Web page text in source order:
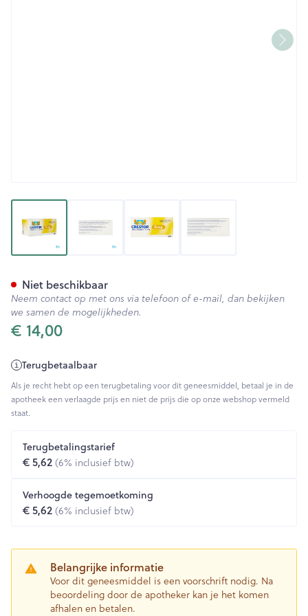
€ 14,00
Terugbetaalbaar
Als je recht hebt op een terugbetaling voor dit geneesmiddel, betaal je in de
apotheek een verlaagde prijs en niet de prijs die op onze webshop vermeld
staat.
Terugbetalingstarief
€ 5,62(6% inclusief btw)
Verhoogde tegemoetkoming
€ 5,62(6% inclusief btw)
Belangrijke informatie
Voor dit geneesmiddel is een voorschrift nodig. Na
beoordeling door de apotheker kan je het komen
afhalen en betalen.
Niet beschikbaar
Neem contact op met ons via telefoon of e-mail, dan bekijken
we samen de mogelijkheden.